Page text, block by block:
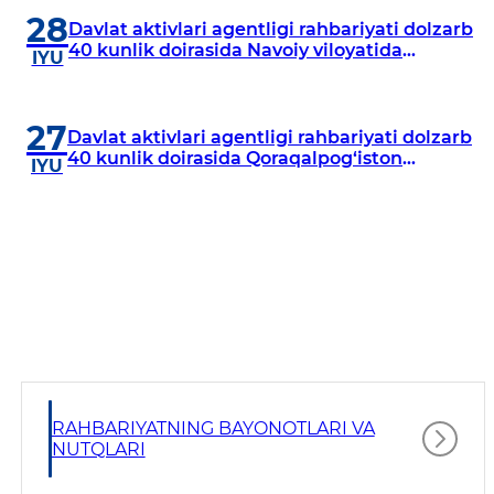
28
IYU
Davlat aktivlari agentligi rahbariyati dolzarb
40 kunlik doirasida Navoiy viloyatida
27
IYU
Davlat aktivlari agentligi rahbariyati dolzarb
40 kunlik doirasida Qoraqalpog‘iston
RAHBARIYATNING BAYONOTLARI VA
NUTQLARI